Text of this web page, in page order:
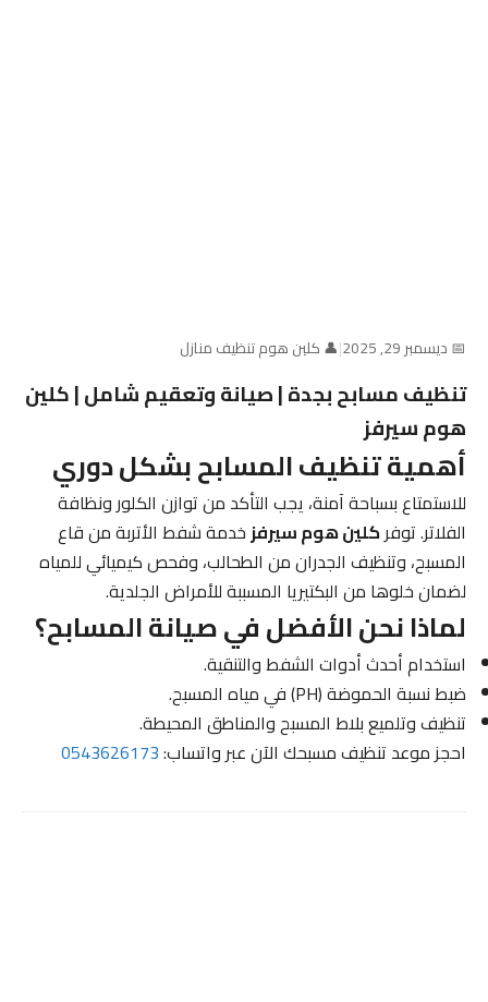
📅 ديسمبر 29, 2025 |👤 كلين هوم تنظيف منازل
تنظيف مسابح بجدة | صيانة وتعقيم شامل | كلين
هوم سيرفز
أهمية تنظيف المسابح بشكل دوري
للاستمتاع بسباحة آمنة، يجب التأكد من توازن الكلور ونظافة
الفلاتر. توفركلين هوم سيرفزخدمة شفط الأتربة من قاع
المسبح، وتنظيف الجدران من الطحالب، وفحص كيميائي للمياه
لضمان خلوها من البكتيريا المسببة للأمراض الجلدية.
لماذا نحن الأفضل في صيانة المسابح؟
استخدام أحدث أدوات الشفط والتنقية.
ضبط نسبة الحموضة (PH) في مياه المسبح.
تنظيف وتلميع بلاط المسبح والمناطق المحيطة.
احجز موعد تنظيف مسبحك الآن عبر واتساب:0543626173